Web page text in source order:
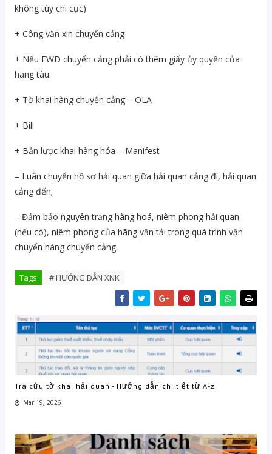
không tùy chi cục)
+ Công văn xin chuyển cảng
+ Nếu FWD chuyển cảng phải có thêm giấy ủy quyền của
hãng tàu.
+ Tờ khai hàng chuyển cảng – OLA
+ Bill
+ Bản lược khai hàng hóa – Manifest
– Luân chuyển hồ sơ hải quan giữa hải quan cảng đi, hải quan
cảng đến;
– Đảm bảo nguyên trạng hàng hoá, niêm phong hải quan
(nếu có), niêm phong của hãng vận tải trong quá trình vận
chuyển hàng chuyển cảng.
Tags # HƯỚNG DẪN XNK
Tra cứu tờ khai hải quan - Hướng dẫn chi tiết từ A-z
Mar 19, 2026